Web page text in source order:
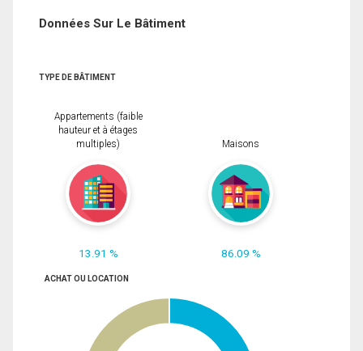
Données Sur Le Bâtiment
TYPE DE BÂTIMENT
Appartements (faible
hauteur et à étages
multiples)
13.91 %
Maisons
86.09 %
ACHAT OU LOCATION